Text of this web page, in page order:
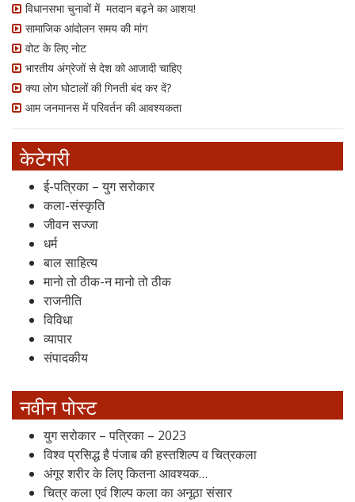
विधानसभा चुनावों में मतदान बढ़ने का आशय!
सामाजिक आंदोलन समय की मांग
वोट के लिए नोट
भारतीय अंग्रेजों से देश को आजादी चाहिए
क्या लोग घोटालों की गिनती बंद कर दें?
आम जनमानस में परिवर्तन की आवश्यकता
केटेगरी
ई-पत्रिका – युग सरोकार
कला-संस्कृति
जीवन सज्जा
धर्म
बाल साहित्य
मानो तो ठीक-न मानो तो ठीक
राजनीति
विविधा
व्यापार
संपादकीय
नवीन पोस्ट
युग सरोकार – पत्रिका – 2023
विश्व प्रसिद्ध है पंजाब की हस्तशिल्प व चित्रकला
अंगूर शरीर के लिए कितना आवश्यक…
चित्र कला एवं शिल्प कला का अनूठा संसार